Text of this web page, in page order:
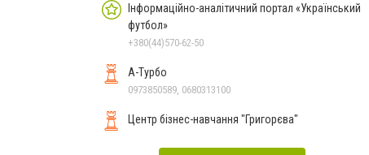
Інформаційно-аналітичний портал «Український
футбол»
+380(44)570-62-50
А-Турбо
0973850589, 0680313100
Центр бізнес-навчання "Григорєва"